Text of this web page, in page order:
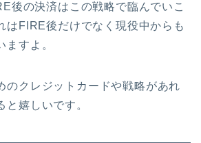
後の決済はこの戦略で臨んでいこ
はFIRE後だけでなく現役中からも
ますよ。
のクレジットカードや戦略があれ
と嬉しいです。